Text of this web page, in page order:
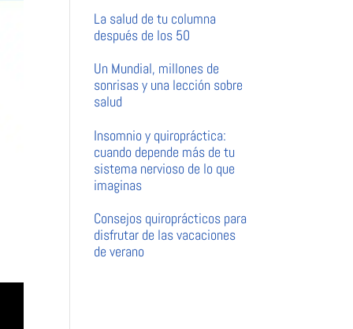
La salud de tu columna
después de los 50
Un Mundial, millones de
sonrisas y una lección sobre
salud
Insomnio y quiropráctica:
cuando depende más de tu
sistema nervioso de lo que
imaginas
Consejos quiroprácticos para
disfrutar de las vacaciones
de verano